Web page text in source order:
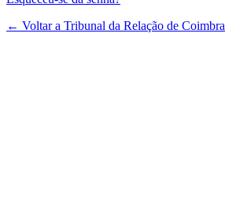
← Voltar a Tribunal da Relação de Coimbra